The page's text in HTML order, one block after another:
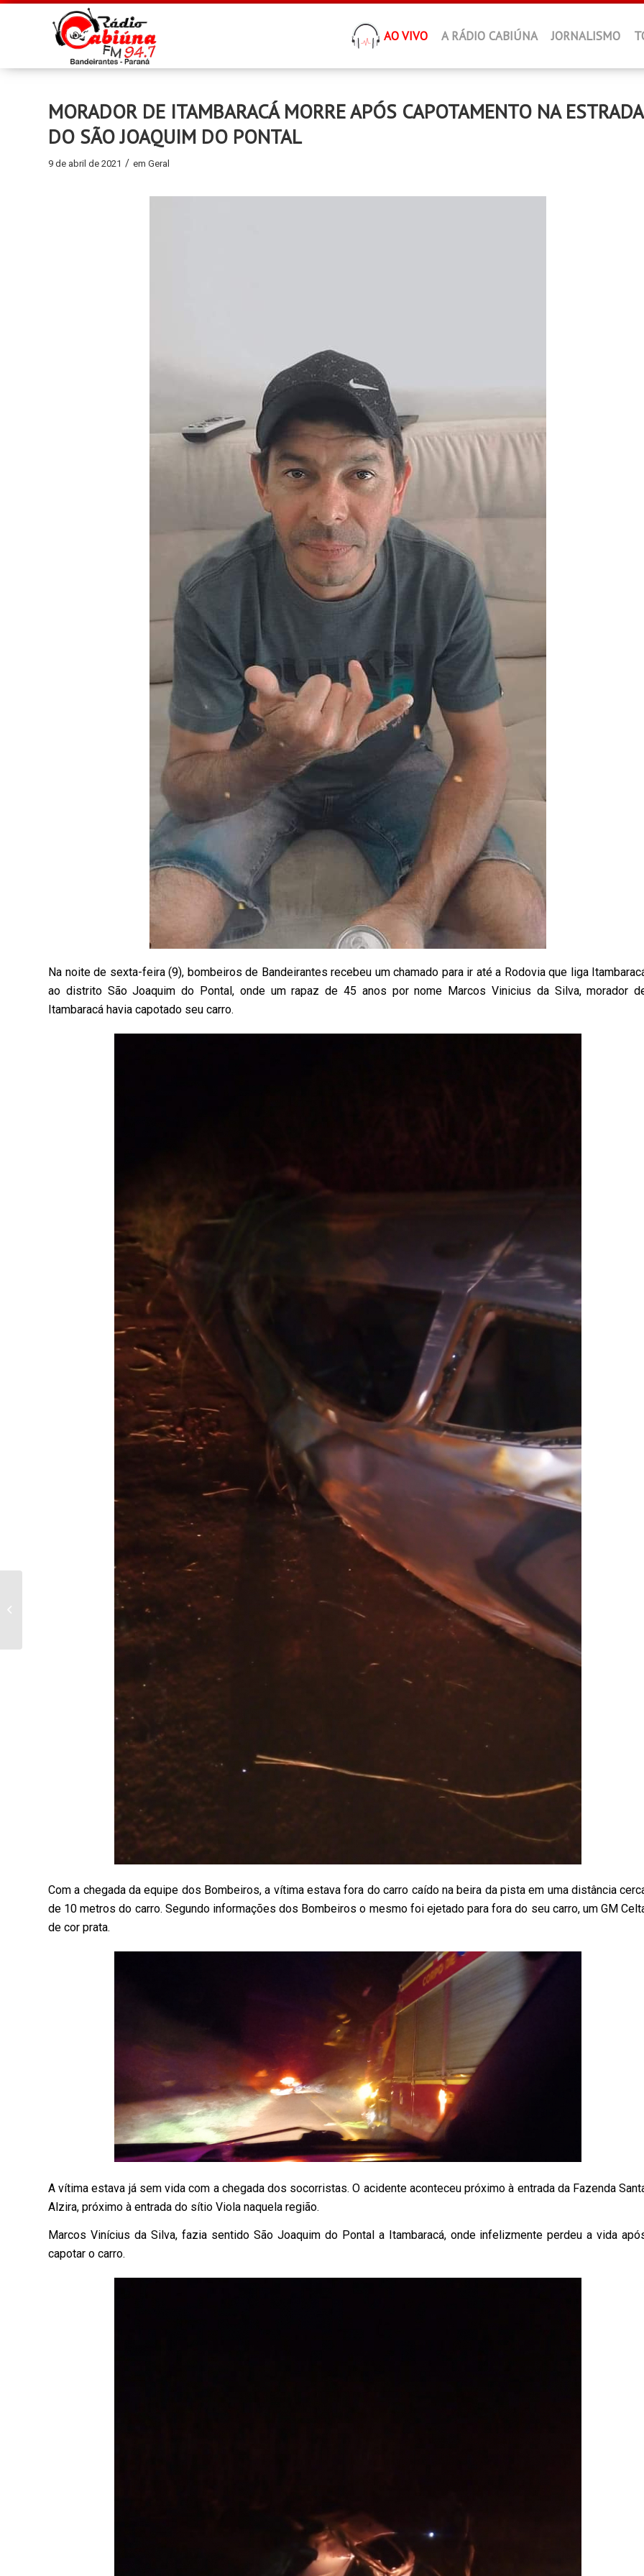
AO VIVO A RÁDIO CABIÚNA JORNALISMO
MORADOR DE ITAMBARACÁ MORRE APÓS CAPOTAMENTO NA ESTRADA
DO SÃO JOAQUIM DO PONTAL
9 de abril de 2021 / em Geral
Na noite de sexta-feira (9), bombeiros de Bandeirantes recebeu um chamado para ir até a Rodovia que liga
ao distrito São Joaquim do Pontal, onde um rapaz de 45 anos por nome Marcos Vinicius da Silva, morador
Itambaracá havia capotado seu carro.
Com a chegada da equipe dos Bombeiros, a vítima estava fora do carro caído na beira da pista em uma distância
de 10 metros do carro. Segundo informações dos Bombeiros o mesmo foi ejetado para fora do seu carro, um GM
de cor prata.
A vítima estava já sem vida com a chegada dos socorristas. O acidente aconteceu próximo à entrada da Fazenda
Alzira, próximo à entrada do sítio Viola naquela região.
Marcos Vinícius da Silva, fazia sentido São Joaquim do Pontal a Itambaracá, onde infelizmente perdeu a vida
capotar o carro.